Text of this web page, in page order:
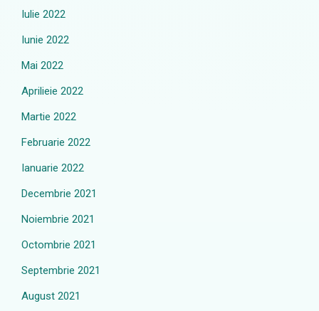
Iulie 2022
Iunie 2022
Mai 2022
Aprilieie 2022
Martie 2022
Februarie 2022
Ianuarie 2022
Decembrie 2021
Noiembrie 2021
Octombrie 2021
Septembrie 2021
August 2021